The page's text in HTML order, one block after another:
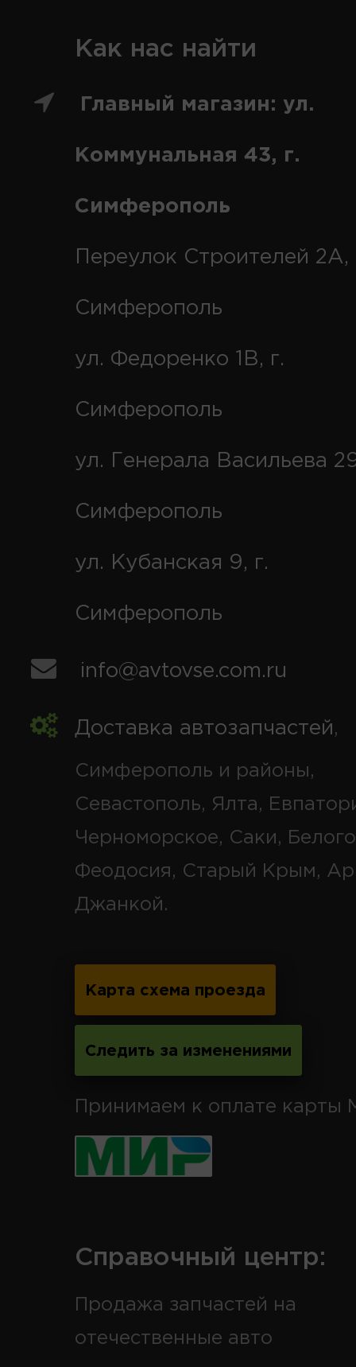
Как нас найти
Главный магазин: ул.
Коммунальная 43, г.
Симферополь
Переулок Строителей 2А,
Симферополь
ул. Федоренко 1В, г.
Симферополь
ул. Генерала Васильева
Симферополь
ул. Кубанская 9, г.
Симферополь
info@avtovse.com.ru
Доставка автозапчастей,
Симферополь и районы,
Севастополь, Ялта,
Черноморское, Саки,
Феодосия, Старый Крым,
Джанкой.
Карта схема проезда
Следить за изменениями
Принимаем к оплате карты
Справочный центр:
Продажа запчастей на
отечественные авто